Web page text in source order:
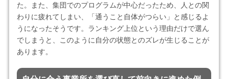
た。また、集団でのプログラムが中心だったため、人との関
わりに疲れてしまい、「通うこと自体がつらい」と感じるよ
うになったそうです。ランキング上位という理由だけで選ん
でしまうと、このように自分の状態とのズレが生じることが
あります。